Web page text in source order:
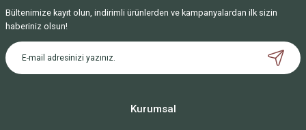
Bültenimize kayıt olun, indirimli ürünlerden ve kampanyalardan ilk sizin
haberiniz olsun!
Kurumsal